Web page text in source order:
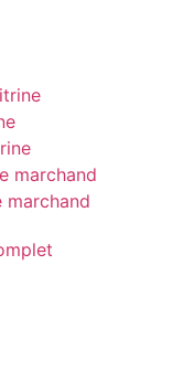
marchand
marchand